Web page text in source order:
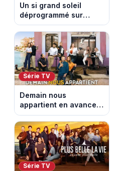
Un si grand soleil
déprogrammé sur
France 3 : cinq
épisodes inédits
diffusés le 13 août
Série TV
Demain nous
appartient en avance :
ce qui vous attend la
semaine du 10 au 14
août 2026 (spoiler)
Série TV